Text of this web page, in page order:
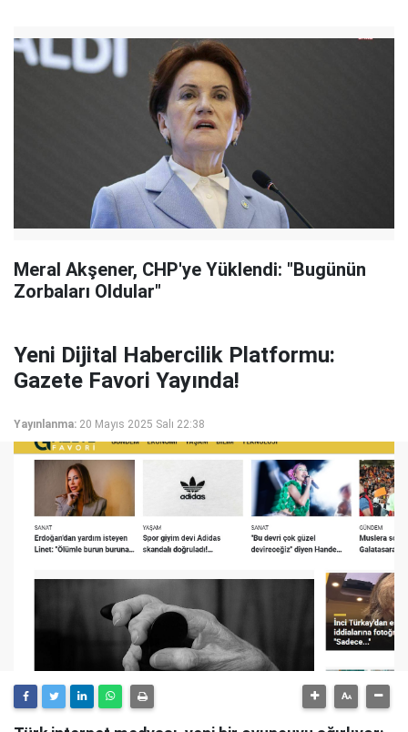
Meral Akşener, CHP'ye Yüklendi: "Bugünün
Zorbaları Oldular"
Yeni Dijital Habercilik Platformu:
Gazete Favori Yayında!
Yayınlanma: 20 Mayıs 2025 Salı 22:38